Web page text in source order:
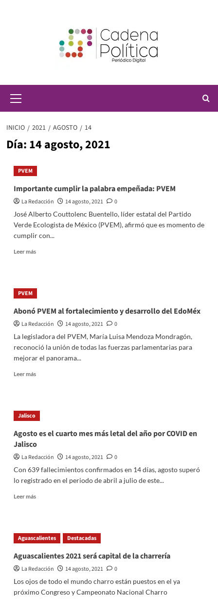
principal
INICIO 2021 AGOSTO 14
Día: 14 agosto, 2021
PVEM
Importante cumplir la palabra empeñada: PVEM
La Redacción 14 agosto, 2021
0
José Alberto Couttolenc Buentello, líder estatal del Partido
Verde Ecologista de México (PVEM), afirmó que es momento de
cumplir con...
Leer másRead
cumplir
empeñada:
PVEM
PVEM
Abonó PVEM al fortalecimiento y desarrollo del EdoMéx
La Redacción 14 agosto, 2021
0
La legisladora del PVEM, María Luisa Mendoza Mondragón,
reconoció la unión de todas las fuerzas parlamentarias para
mejorar el panorama...
Leer másRead
PVEM
al
y
desarrollo
del
Jalisco
Agosto es el cuarto mes más letal del año por COVID en
Jalisco
La Redacción 14 agosto, 2021
0
Con 639 fallecimientos confirmados en 14 días, agosto superó
lo registrado en el periodo de abril a julio de este...
Leer másRead
es
el
mes
más
letal
año
Aguascalientes Destacadas
Aguascalientes 2021 será capital de la charrería
La Redacción 14 agosto, 2021
0
Los ojos de todo el mundo charro están puestos en el ya
próximo Congreso y Campeonato Nacional Charro